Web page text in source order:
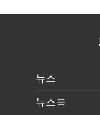
뉴스
뉴스북